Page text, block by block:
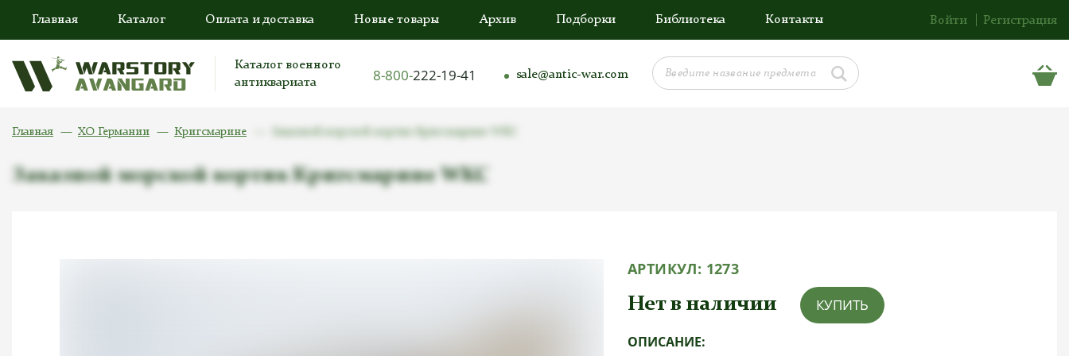
Главная Каталог Оплата и доставка Новые товары Архив Подборки Библиотека Контакты Войти Регистрация
Каталог военного
антиквариата
8-800-222-19-41 sale@antic-war.com
Главная ХО Германии Кригсмарине
Заказной морской кортик Кригсмарине WKC
АРТИКУЛ: 1273
Нет в наличии КУПИТЬ
ОПИСАНИЕ: